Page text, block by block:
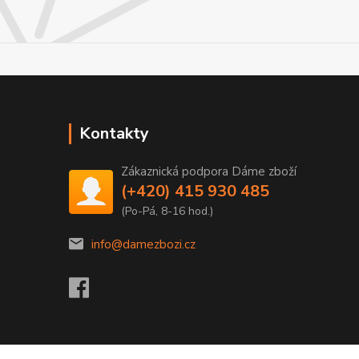
Kontakty
Zákaznická podpora Dáme zboží
(+420) 415 930 485
(Po-Pá, 8-16 hod.)
info@damezbozi.cz